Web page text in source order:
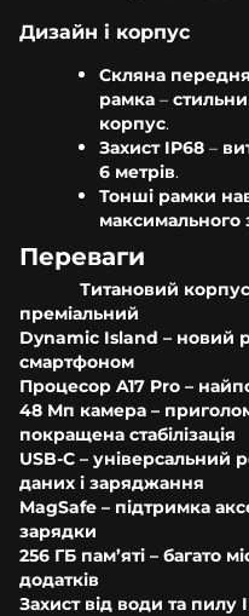
Дизайн і корпус
Скляна
рамка –
корпус.
Захист IP68 –
6 метрів.
Тонші рамки
максимального
Переваги
Титановий
преміальний
Dynamic Island – новий
смартфоном
Процесор A17 Pro –
48 Мп камера –
покращена стабілізація
USB-C – універсальний
даних і заряджання
MagSafe – підтримка
зарядки
256 ГБ пам’яті – багато
додатків
Захист від води та пилу